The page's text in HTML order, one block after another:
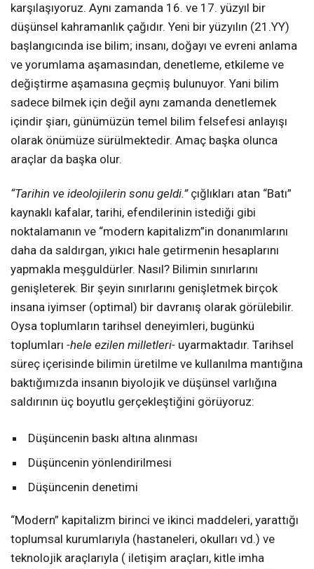
karşılaşıyoruz. Aynı zamanda 16. ve 17. yüzyıl bir
düşünsel kahramanlık çağıdır. Yeni bir yüzyılın (21.YY)
başlangıcında ise bilim; insanı, doğayı ve evreni anlama
ve yorumlama aşamasından, denetleme, etkileme ve
değiştirme aşamasına geçmiş bulunuyor. Yani bilim
sadece bilmek için değil aynı zamanda denetlemek
içindir şiarı, günümüzün temel bilim felsefesi anlayışı
olarak önümüze sürülmektedir. Amaç başka olunca
araçlar da başka olur.
“Tarihin ve ideolojilerin sonu geldi.”çığlıkları atan “Batı”
kaynaklı kafalar, tarihi, efendilerinin istediği gibi
noktalamanın ve “modern kapitalizm”in donanımlarını
daha da saldırgan, yıkıcı hale getirmenin hesaplarını
yapmakla meşguldürler. Nasıl? Bilimin sınırlarını
genişleterek. Bir şeyin sınırlarını genişletmek birçok
insana iyimser (optimal) bir davranış olarak görülebilir.
Oysa toplumların tarihsel deneyimleri, bugünkü
toplumları -hele ezilen milletleri- uyarmaktadır. Tarihsel
süreç içerisinde bilimin üretilme ve kullanılma mantığına
baktığımızda insanın biyolojik ve düşünsel varlığına
saldırının üç boyutlu gerçekleştiğini görüyoruz:
Düşüncenin baskı altına alınması
Düşüncenin yönlendirilmesi
Düşüncenin denetimi
“Modern” kapitalizm birinci ve ikinci maddeleri, yarattığı
toplumsal kurumlarıyla (hastaneleri, okulları vd.) ve
teknolojik araçlarıyla ( iletişim araçları, kitle imha